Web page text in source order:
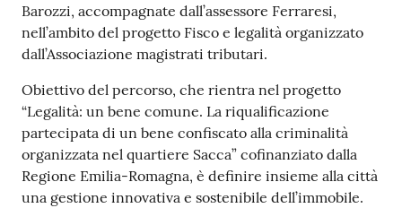
Barozzi, accompagnate dall’assessore Ferraresi,
nell’ambito del progetto Fisco e legalità organizzato
dall’Associazione magistrati tributari.
Obiettivo del percorso, che rientra nel progetto
“Legalità: un bene comune. La riqualificazione
partecipata di un bene confiscato alla criminalità
organizzata nel quartiere Sacca” cofinanziato dalla
Regione Emilia-Romagna, è definire insieme alla città
una gestione innovativa e sostenibile dell’immobile.